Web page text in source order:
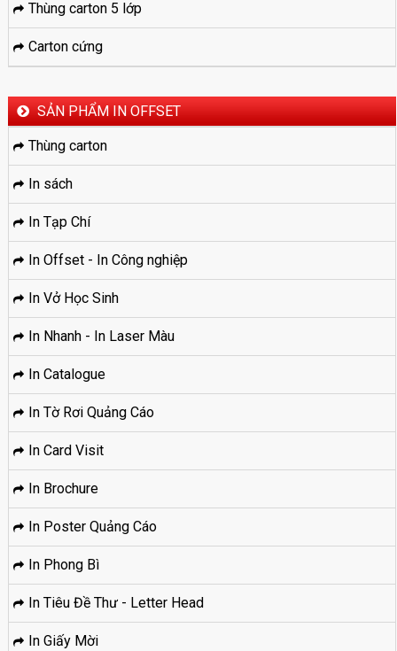
Thùng carton 5 lớp
Carton cứng
SẢN PHẨM IN OFFSET
Thùng carton
In sách
In Tạp Chí
In Offset - In Công nghiệp
In Vở Học Sinh
In Nhanh - In Laser Màu
In Catalogue
In Tờ Rơi Quảng Cáo
In Card Visit
In Brochure
In Poster Quảng Cáo
In Phong Bì
In Tiêu Đề Thư - Letter Head
In Giấy Mời